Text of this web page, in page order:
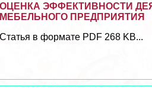
ОЦЕНКА ЭФФЕКТИВНОСТИ
МЕБЕЛЬНОГО ПРЕДПРИЯТИЯ
Статья в формате PDF 268 KB...